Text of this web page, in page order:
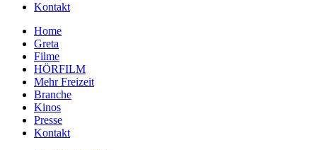
Kontakt
Home
Greta
Filme
HÖRFILM
Mehr Freizeit
Branche
Kinos
Presse
Kontakt